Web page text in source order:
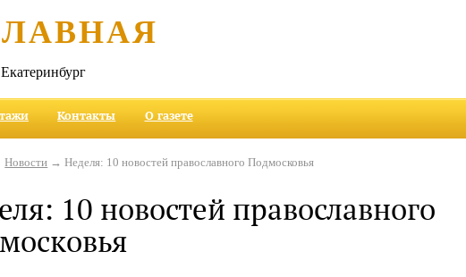
Екатеринбург
Контакты О газете
Новости → Неделя: 10 новостей православного Подмосковья
10 новостей православного